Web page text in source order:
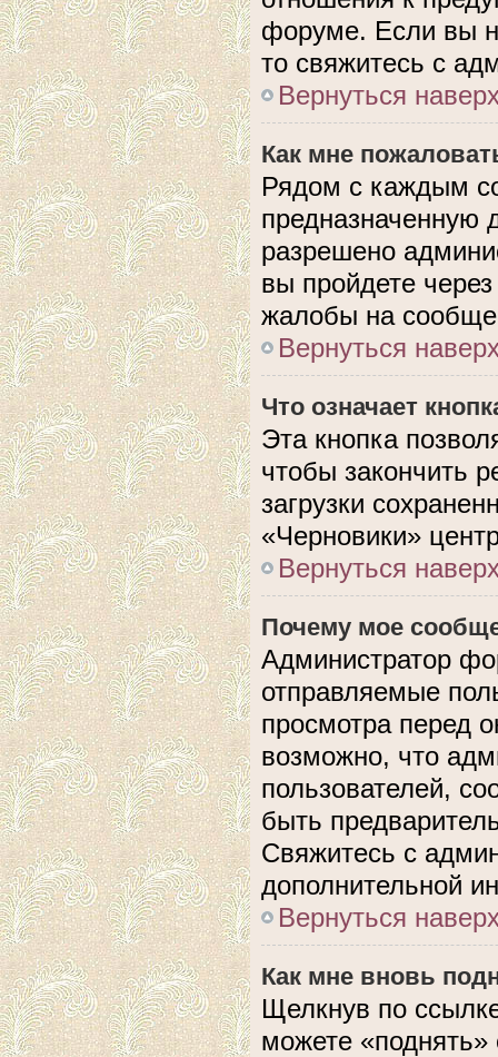
форуме. Если вы
то свяжитесь с
Вернуться
Как мне
Рядом с каждым
предназначенную
разрешено
вы пройдете
жалобы на
Вернуться
Что означает
Эта кнопка
чтобы закончить
загрузки
«Черновики»
Вернуться
Почему мое
Администратор
отправляемые
просмотра перед
возможно, что
пользователей,
быть
Свяжитесь с
дополнительной
Вернуться
Как мне вновь
Щелкнув по
можете